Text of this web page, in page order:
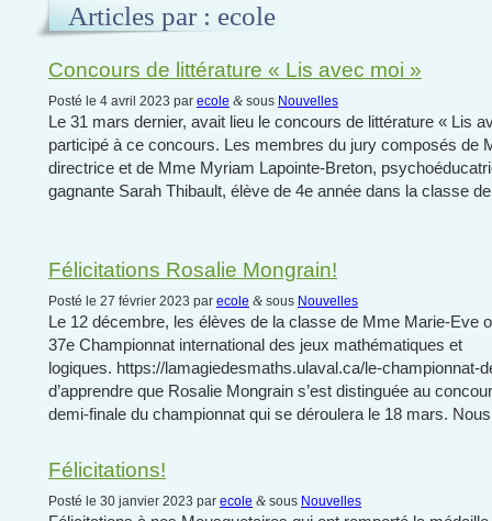
Articles par : ecole
Concours de littérature « Lis avec moi »
Posté le 4 avril 2023 par ecole & sous Nouvelles
Le 31 mars dernier, avait lieu le concours de littérature « Lis
participé à ce concours. Les membres du jury composés de
directrice et de Mme Myriam Lapointe-Breton,
gagnante Sarah Thibault, élève de 4e année dans la classe
Félicitations Rosalie Mongrain!
Posté le 27 février 2023 par ecole & sous Nouvelles
Le 12 décembre, les élèves de la classe de Mme Marie-Eve
37e Championnat international des jeux mathématiques et
logiques. https://lamagiedesmaths.ulaval.ca/le-championnat-
d’apprendre que Rosalie Mongrain s’est distinguée au
demi-finale du championnat qui se déroulera le 18 mars.
Félicitations!
Posté le 30 janvier 2023 par ecole & sous Nouvelles